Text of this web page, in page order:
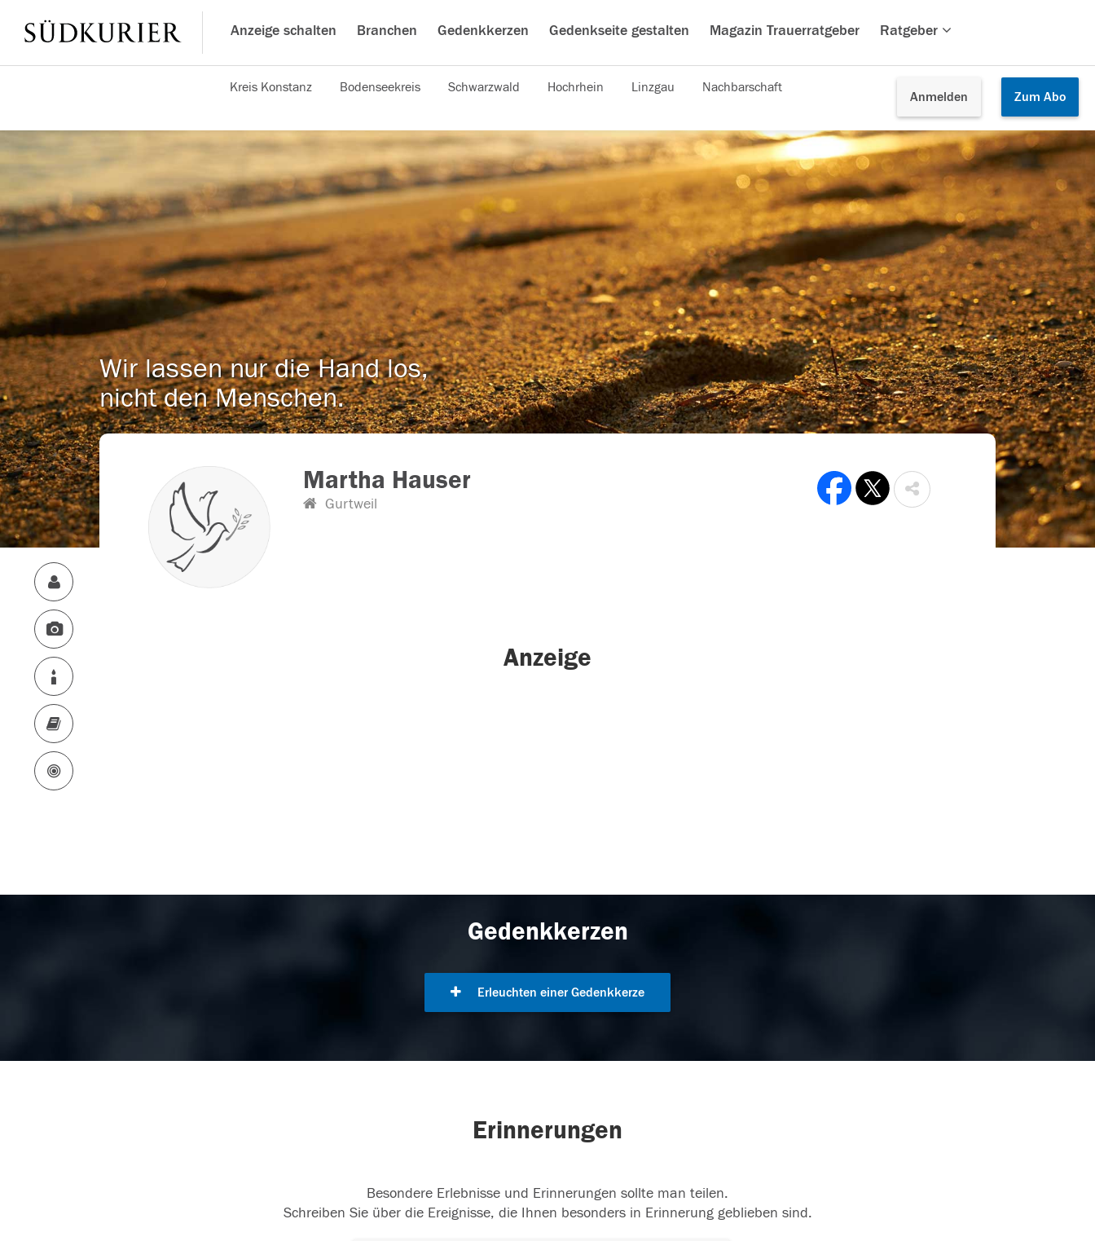
Anzeige schalten Branchen Gedenkkerzen Gedenkseite gestalten Magazin Trauerratgeber Ratgeber
Anmelden Zum Abo
Kreis Konstanz Bodenseekreis Schwarzwald Hochrhein Linzgau Nachbarschaft
Wir lassen nur die Hand los,
nicht den Menschen.
Martha Hauser
Gurtweil
Anzeige
Gedenkkerzen
Erleuchten einer Gedenkkerze
Erinnerungen
Besondere Erlebnisse und Erinnerungen sollte man teilen.
Schreiben Sie über die Ereignisse, die Ihnen besonders in Erinnerung geblieben sind.